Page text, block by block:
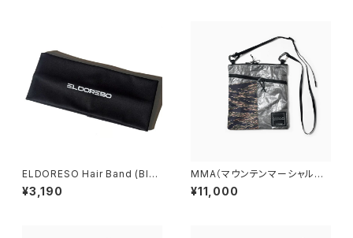
ELDORESO Hair Band (Blac
k)
¥3,190
MMA（マウンテンマーシャルア
ーツ） DFC Sacoche "EDDI
E" (Tiger Camo)
¥11,000